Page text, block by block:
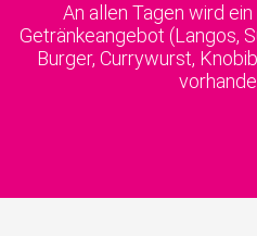
An allen Tagen wird
Getränkeangebot (Langos,
Burger, Currywurst,